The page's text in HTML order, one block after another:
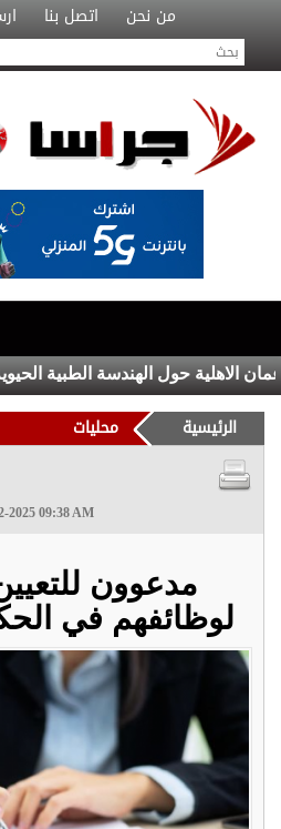
من نحن اتصل بنا
حول الهندسة الطبية الحيوية
الرئيسية محليات
2025 09:38 AM
مدعوون
لوظائفهم في